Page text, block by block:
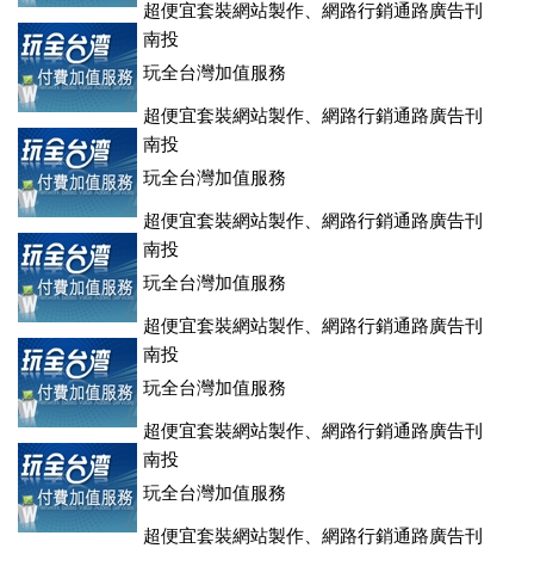
超便宜套裝網站製作、網路行銷通路廣告刊
登、訂房系統、客房委託旅行社銷售，全面優惠中....
南投
玩全台灣加值服務
超便宜套裝網站製作、網路行銷通路廣告刊
登、訂房系統、客房委託旅行社銷售，全面優惠中....
南投
玩全台灣加值服務
超便宜套裝網站製作、網路行銷通路廣告刊
登、訂房系統、客房委託旅行社銷售，全面優惠中....
南投
玩全台灣加值服務
超便宜套裝網站製作、網路行銷通路廣告刊
登、訂房系統、客房委託旅行社銷售，全面優惠中....
南投
玩全台灣加值服務
超便宜套裝網站製作、網路行銷通路廣告刊
登、訂房系統、客房委託旅行社銷售，全面優惠中....
南投
玩全台灣加值服務
超便宜套裝網站製作、網路行銷通路廣告刊